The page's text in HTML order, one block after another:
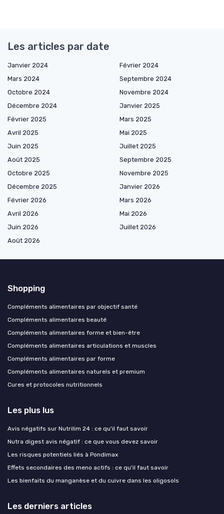
Les articles par date
Janvier 2024
Février 2024
Mars 2024
Septembre 2024
Octobre 2024
Novembre 2024
Décembre 2024
Janvier 2025
Février 2025
Mars 2025
Avril 2025
Mai 2025
Juin 2025
Juillet 2025
Août 2025
Septembre 2025
Octobre 2025
Novembre 2025
Décembre 2025
Janvier 2026
Février 2026
Mars 2026
Avril 2026
Mai 2026
Juin 2026
Juillet 2026
Août 2026
Shopping
Compléments alimentaires par objectif santé
Compléments alimentaires beauté
Compléments alimentaires forme et bien-être
Compléments alimentaires articulations et muscles
Compléments alimentaires par forme
Compléments alimentaires naturels et premium
Cures et protocoles nutritionnels
Les plus lus
Avis négatifs sur Nutrilim 24 : ce qu'il faut savoir
Nutra digest avis négatif : ce que vous devez savoir
Les risques potentiels liés à Pondimax
Effets secondaires des meno actifs : ce qu'il faut savoir
Les bienfaits du manganèse et du cuivre dans les oligosols
Les derniers articles